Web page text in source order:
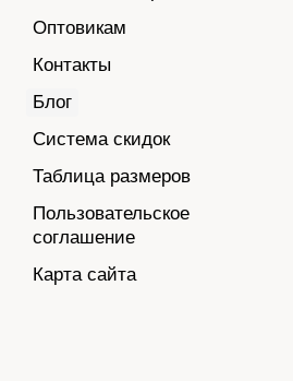
Оптовикам
Контакты
Блог
Система скидок
Таблица размеров
Пользовательское
соглашение
Карта сайта